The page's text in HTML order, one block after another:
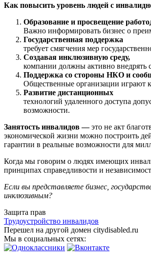
Как повысить уровень людей с
Образование и просвещение
Важно информировать бизнес о
Государственная поддержка
требует смягчения мер
Создавая инклюзивную среду,
компании должны активно внедрять
Поддержка со стороны НКО и
Общественные организации играют
Развитие дистанционных
технологий удаленного доступа
возможности.
Занятость инвалидов —это не акт
экономической жизни можно построить
гарантии в реальные возможности для
Когда мы говорим о людях имеющих
принципах справедливости и
Если вы представляете бизнес,
инклюзивным?
Защита прав
Трудоустройство инвалидов
Перешел на другой домен citydisabled.ru
Мы в социальных сетях: